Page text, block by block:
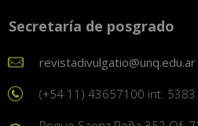
Secretaría de posgrado
revistadivulgatio@unq.edu.ar
(+54 11) 43657100 int. 5383